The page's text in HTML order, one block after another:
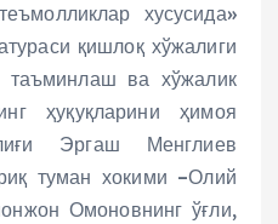
хусусида»
қишлоқ хўжалиги
таъминлаш ва хўжалик
ҳуқуқларини ҳимоя
Эргаш Менглиев
туман хокими –Олий
Омоновнинг ўғли,